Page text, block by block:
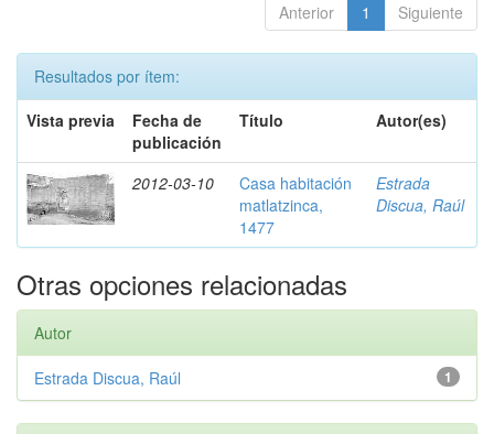
Anterior 1 Siguiente
Resultados por ítem:
Vista previa
Fecha de
publicación
Título Autor(es)
2012-03-10
Casa habitación
matlatzinca,
1477
Estrada
Discua, Raúl
Otras opciones relacionadas
Autor
1
Estrada Discua, Raúl